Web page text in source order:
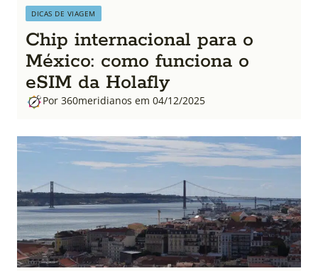
DICAS DE VIAGEM
Chip internacional para o
México: como funciona o
eSIM da Holafly
Por 360meridianos em 04/12/2025